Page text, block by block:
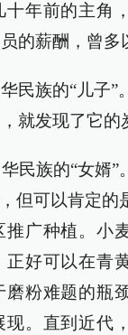
年前的主角
的薪酬，曾多
民族的“儿子”
就发现了它的
民族的“女婿”
但可以肯定的
推广种植。小
正好可以在青
粉难题的瓶
现。直到近代